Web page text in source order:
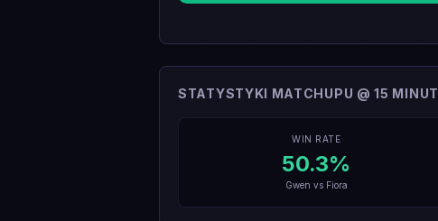
STATYSTYKI MATCHUPU @ 15 MINUT
WIN RATE
50.3%
Gwen vs Fiora